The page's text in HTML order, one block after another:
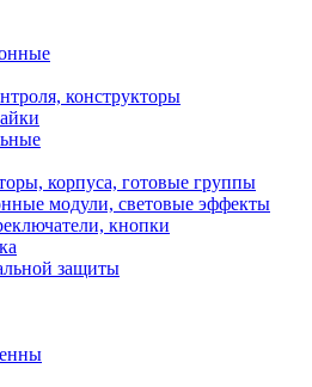
конструкторы
корпуса, готовые группы
модули, световые эффекты
кнопки
защиты